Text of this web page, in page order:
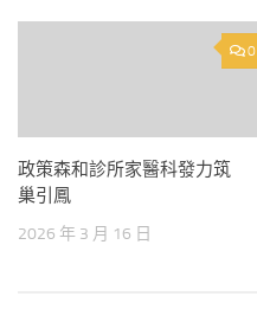
0
政策森和診所家醫科發力筑
巢引鳳
2026 年 3 月 16 日